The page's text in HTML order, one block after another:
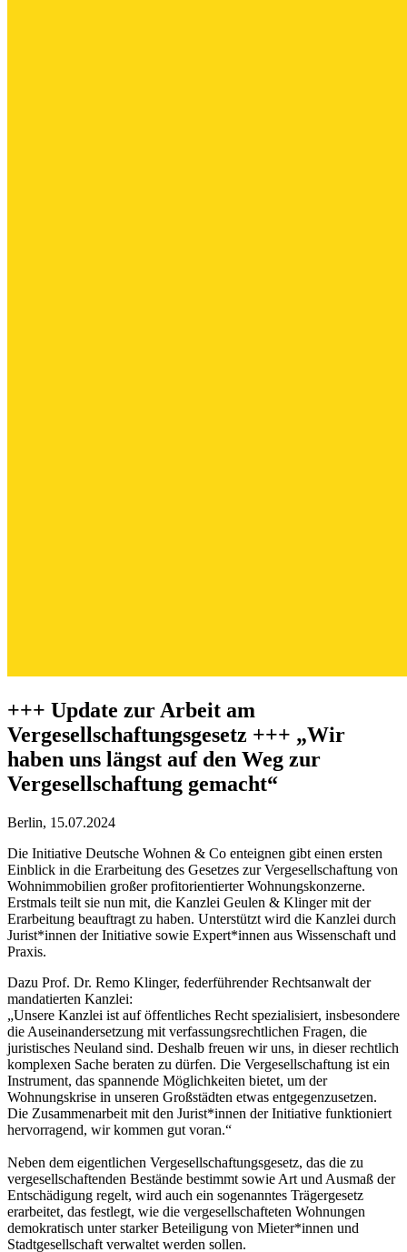
+++ ​​Update zur Arbeit am
Vergesellschaftungsgesetz +++ „Wir
haben uns längst auf den Weg zur
Vergesellschaftung gemacht“
Berlin, 15.07.2024
Die Initiative Deutsche Wohnen & Co enteignen gibt einen ersten
Einblick in die Erarbeitung des Gesetzes zur Vergesellschaftung von
Wohnimmobilien großer profitorientierter Wohnungskonzerne.
Erstmals teilt sie nun mit, die Kanzlei Geulen & Klinger mit der
Erarbeitung beauftragt zu haben. Unterstützt wird die Kanzlei durch
Jurist*innen der Initiative sowie Expert*innen aus Wissenschaft und
Praxis.
Dazu Prof. Dr. Remo Klinger, federführender Rechtsanwalt der
mandatierten Kanzlei:
„Unsere Kanzlei ist auf öffentliches Recht spezialisiert, insbesondere
die Auseinandersetzung mit verfassungsrechtlichen Fragen, die
juristisches Neuland sind. Deshalb freuen wir uns, in dieser rechtlich
komplexen Sache beraten zu dürfen. Die Vergesellschaftung ist ein
Instrument, das spannende Möglichkeiten bietet, um der
Wohnungskrise in unseren Großstädten etwas entgegenzusetzen.
Die Zusammenarbeit mit den Jurist*innen der Initiative funktioniert
hervorragend, wir kommen gut voran.“
Neben dem eigentlichen Vergesellschaftungsgesetz, das die zu
vergesellschaftenden Bestände bestimmt sowie Art und Ausmaß der
Entschädigung regelt, wird auch ein sogenanntes Trägergesetz
erarbeitet, das festlegt, wie die vergesellschafteten Wohnungen
demokratisch unter starker Beteiligung von Mieter*innen und
Stadtgesellschaft verwaltet werden sollen.